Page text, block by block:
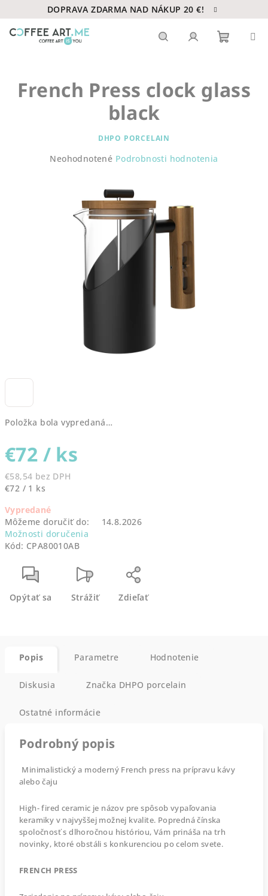
na
obsah
DOPRAVA ZDARMA NAD NÁKUP 20 €!
košík
Položka bola vypredaná…
€72 / ks
€58,54 bez DPH
Jednotková
€72 / 1 ks
Vypredané
Môžeme doručiť do:
14.8.2026
Možnosti doručenia
Kód: CPA80010AB
Opýtať sa Strážiť Zdieľať
French Press clock glass
black
DHPO PORCELAIN
Priemerné
Neohodnotené Podrobnosti hodnotenia
Popis Parametre Hodnotenie
Diskusia Značka DHPO porcelain
Ostatné informácie
Podrobný popis
Minimalistický a moderný French press na prípravu kávy
alebo čaju
High- fired ceramic je názov pre spôsob vypaľovania
keramiky v najvyššej možnej kvalite. Popredná čínska
spoločnosť s dlhoročnou históriou, Vám prináša na trh
novinky, ktoré obstáli s konkurenciou po celom svete.
FRENCH PRESS